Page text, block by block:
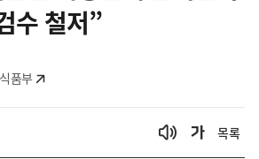
수 철저”
품부
목록